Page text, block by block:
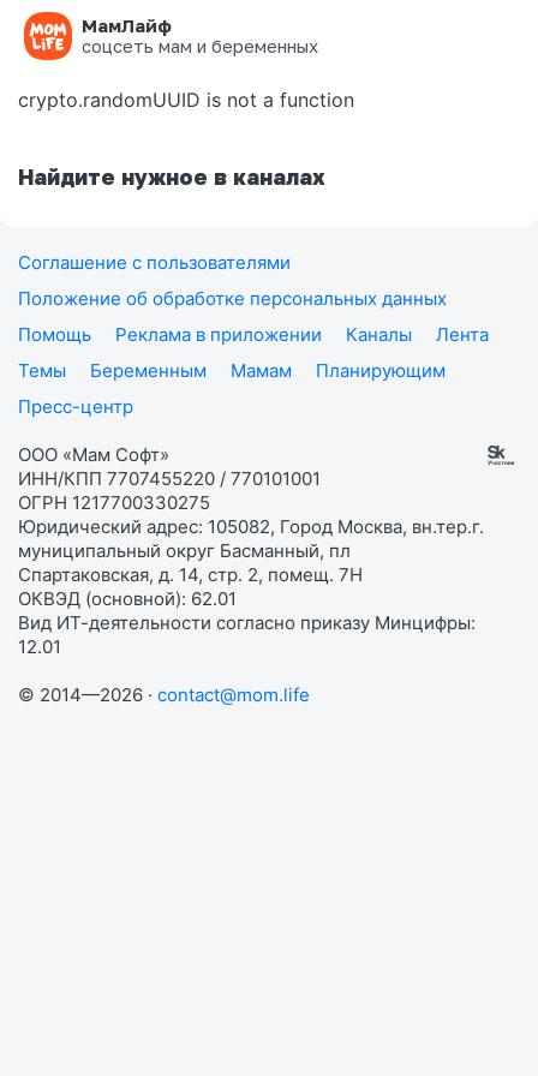
МамЛайф
соцсеть мам и беременных
Ошибка на странице
crypto.randomUUID is not a function
Найдите нужное в каналах
Соглашение с пользователями
Положение об обработке персональных данных
Помощь
Реклама в приложении Каналы
Лента
Темы
Беременным Мамам
Планирующим
Пресс-центр
ООО «Мам Софт»
ИНН/КПП 7707455220 / 770101001
ОГРН 1217700330275
Юридический адрес: 105082, Город Москва, вн.тер.г.
муниципальный округ Басманный, пл
Спартаковская, д. 14, стр. 2, помещ. 7Н
ОКВЭД (основной): 62.01
Вид ИТ-деятельности согласно приказу Минцифры:
12.01
© 2014—2026 · contact@mom.life